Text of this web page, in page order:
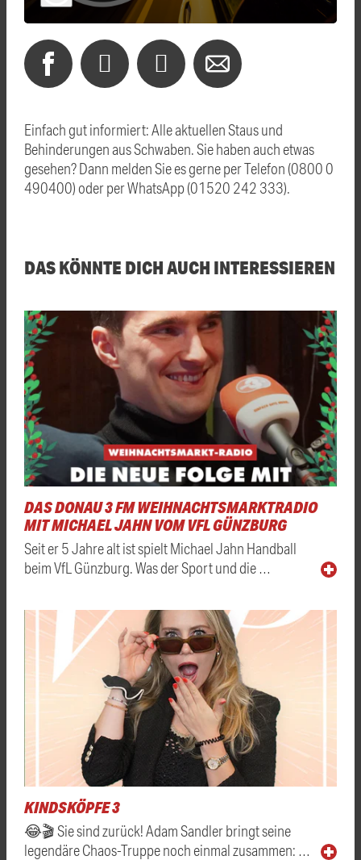
Einfach gut informiert: Alle aktuellen Staus und
Behinderungen aus Schwaben. Sie haben auch etwas
gesehen? Dann melden Sie es gerne per Telefon (0800 0
490400) oder per WhatsApp (01520 242 333).
DAS KÖNNTE DICH AUCH INTERESSIEREN
DAS DONAU 3 FM WEIHNACHTSMARKTRADIO
MIT MICHAEL JAHN VOM VFL GÜNZBURG
Seit er 5 Jahre alt ist spielt Michael Jahn Handball
beim VfL Günzburg. Was der Sport und die …
KINDSKÖPFE 3
😂🎬 Sie sind zurück! Adam Sandler bringt seine
legendäre Chaos-Truppe noch einmal zusammen: …